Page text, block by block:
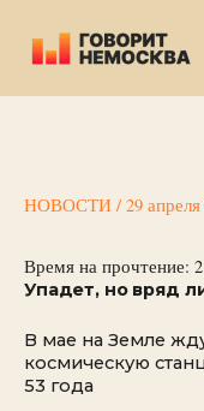
содержимому
НОВОСТИ / 29
Время на прочтение: 2
Упадет, но вряд
В мае на Земле
космическую
53 года